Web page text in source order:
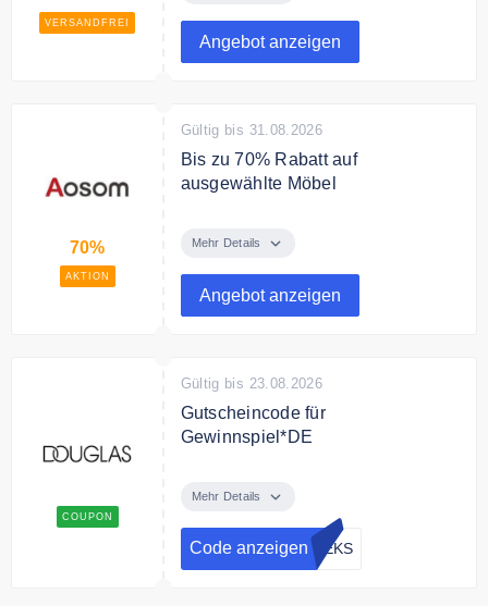
VERSANDFREI
Angebot anzeigen
70%
AKTION
Gültig bis 31.08.2026
Bis zu 70% Rabatt auf
ausgewählte Möbel
Artikel für dein Zuhause.
Alle Rabatte sind nicht
Mehr Details
Angebot anzeigen
COUPON
Gültig bis 23.08.2026
Gutscheincode für
Gewinnspiel*DE
Einkaufswert von 49€ erhältst du
ein Los, ab einem Einkaufswert
von 69€ zwei Lose.
Mehr Details
Code anzeigen EEKS